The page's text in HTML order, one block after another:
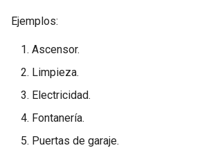
Ejemplos:
Ascensor.
Limpieza.
Electricidad.
Fontanería.
Puertas de garaje.